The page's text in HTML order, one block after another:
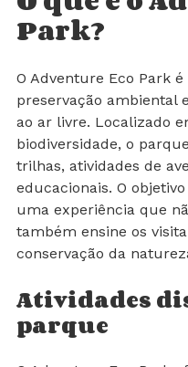
O que é o
Park?
O Adventure Eco Park
preservação ambiental
ao ar livre. Localizado
biodiversidade, o
trilhas, atividades de
educacionais. O
uma experiência que
também ensine os
Atividades
parque